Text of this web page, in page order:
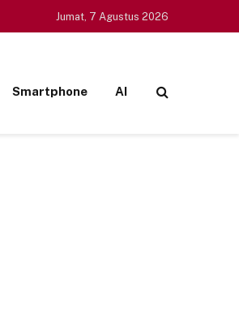
Jumat, 7 Agustus 2026
Smartphone AI